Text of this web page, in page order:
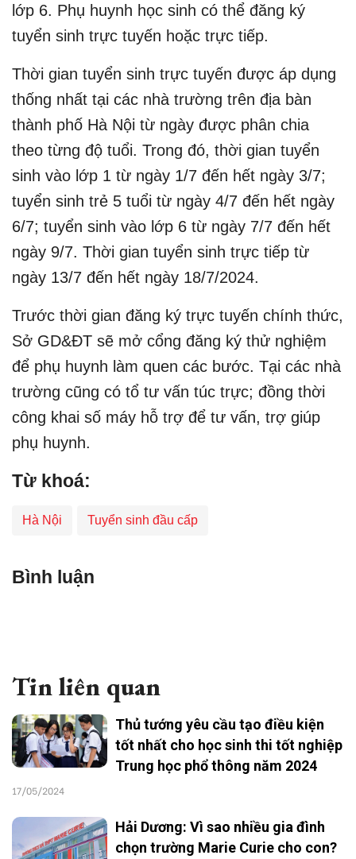
lớp 6. Phụ huynh học sinh có thể đăng ký
tuyển sinh trực tuyến hoặc trực tiếp.
Thời gian tuyển sinh trực tuyến được áp dụng
thống nhất tại các nhà trường trên địa bàn
thành phố Hà Nội từ ngày được phân chia
theo từng độ tuổi. Trong đó, thời gian tuyển
sinh vào lớp 1 từ ngày 1/7 đến hết ngày 3/7;
tuyển sinh trẻ 5 tuổi từ ngày 4/7 đến hết ngày
6/7; tuyển sinh vào lớp 6 từ ngày 7/7 đến hết
ngày 9/7. Thời gian tuyển sinh trực tiếp từ
ngày 13/7 đến hết ngày 18/7/2024.
Trước thời gian đăng ký trực tuyến chính thức,
Sở GD&ĐT sẽ mở cổng đăng ký thử nghiệm
để phụ huynh làm quen các bước. Tại các nhà
trường cũng có tổ tư vấn túc trực; đồng thời
công khai số máy hỗ trợ để tư vấn, trợ giúp
phụ huynh.
Từ khoá:
Hà Nội Tuyển sinh đầu cấp
Bình luận
Tin liên quan
Thủ tướng yêu cầu tạo điều kiện
tốt nhất cho học sinh thi tốt nghiệp
Trung học phổ thông năm 2024
17/05/2024
Hải Dương: Vì sao nhiều gia đình
chọn trường Marie Curie cho con?